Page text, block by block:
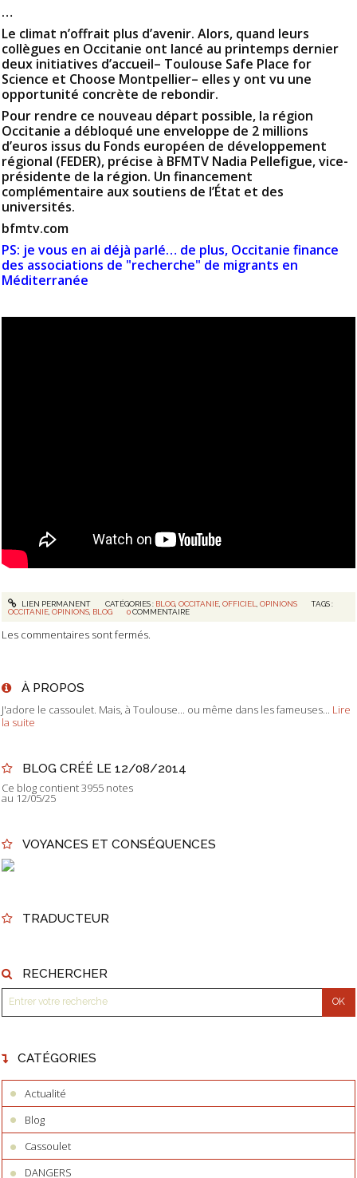
…
Le climat n’offrait plus d’avenir. Alors, quand leurs
collègues en Occitanie ont lancé au printemps dernier
deux initiatives d’accueil– Toulouse Safe Place for
Science et Choose Montpellier– elles y ont vu une
opportunité concrète de rebondir.
Pour rendre ce nouveau départ possible, la région
Occitanie a débloqué une enveloppe de 2 millions
d’euros issus du Fonds européen de développement
régional (FEDER), précise à BFMTV Nadia Pellefigue, vice-
présidente de la région. Un financement
complémentaire aux soutiens de l’État et des
universités.
bfmtv.com
PS: je vous en ai déjà parlé… de plus, Occitanie finance
des associations de "recherche" de migrants en
Méditerranée
LIEN PERMANENT CATÉGORIES : BLOG, OCCITANIE, OFFICIEL OPINIONS
TAGS :
OCCITANIE ,OPINIONS BLOG 0 COMMENTAIRE
Les commentaires sont fermés.
À PROPOS
J'adore le cassoulet. Mais, à Toulouse... ou même dans les fameuses...
Lire
la suite
BLOG CRÉÉ LE 12/08/2014
Ce blog contient 3955 notes
au 12/05/25
VOYANCES ET CONSÉQUENCES
TRADUCTEUR
RECHERCHER
CATÉGORIES
Actualité
Blog
Cassoulet
DANGERS